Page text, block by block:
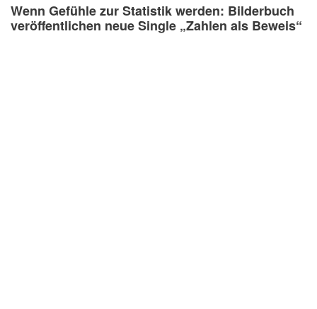
Wenn Gefühle zur Statistik werden: Bilderbuch
veröffentlichen neue Single „Zahlen als Beweis“